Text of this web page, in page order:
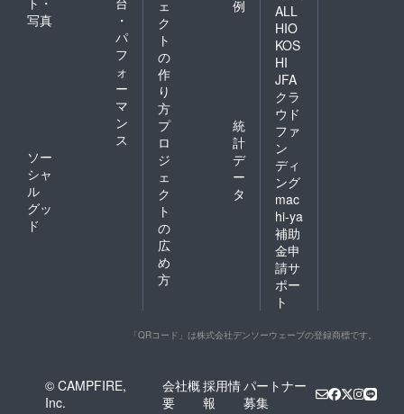
ださ
ツー
身の
で、
ショッ
しま
写真
・
パ
フ
ォ
ー
マ
ン
ス
ソー
シャ
ル
グッ
ド
ェ
ク
ト
の
作
り
方
例
プ
ロ
ジ
ェ
ク
ト
の
広
め
方
統
計
デ
ー
タ
ALL
HIO
KOS
HI
JFA
クラ
ウド
ファ
ン
ディ
ング
mac
hi-ya
補助
金申
請サ
ポー
ト
「QRコード」は株式会社デンソーウェーブの登録商標です。
© CAMPFIRE,
Inc.
会社概
要
採用情
報
パートナー
募集